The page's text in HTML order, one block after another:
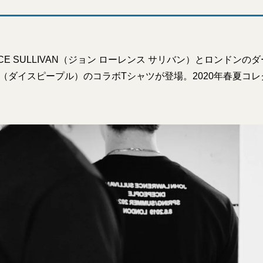
SULLIVAN（ジョン ローレンス サリバン）とロンドンの
ダイスピープル）のコラボTシャツが登場。2020年春夏コ